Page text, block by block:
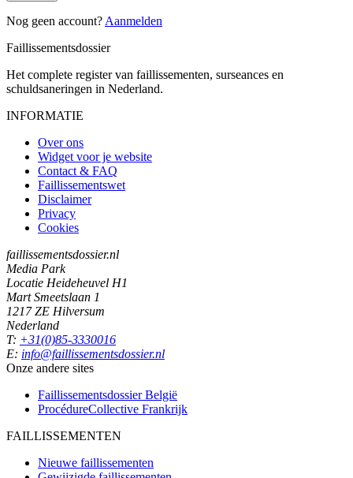
Nog geen account? Aanmelden
Faillissementsdossier
Het complete register van faillissementen, surseances en
schuldsaneringen in Nederland.
INFORMATIE
Over ons
Widget voor je website
Contact & FAQ
Faillissementswet
Disclaimer
Privacy
Cookies
faillissementsdossier.nl
Media Park
Locatie Heideheuvel H1
Mart Smeetslaan 1
1217 ZE Hilversum
Nederland
T: +31(0)85-3330016
E: info@faillissementsdossier.nl
Onze andere sites
Faillissementsdossier België
ProcédureCollective Frankrijk
FAILLISSEMENTEN
Nieuwe faillissementen